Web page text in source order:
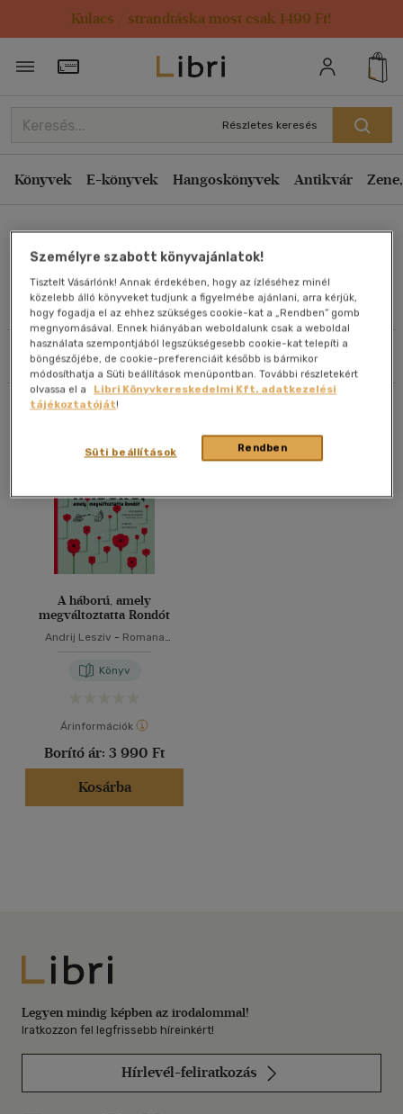
Kulacs / strandtáska most csak 1499 Ft!
Törzsvásárlói Kártya adatai
Részletes keresés
Könyvek E-könyvek Hangoskönyvek Antikvár
Romana Romanisin
Művei
Szűrés Rendezés
Rendezés
Kiadás éve szerint csökkenő
Ár szerint csökkenő
Eladott darabszám szerint csökkenő
Eladott darabszám szerint növekvő
Cím szerint A-Z
Szerző szerint A-Z
Megjelenítés
20 db / oldal
Alkalmaz
A háború, amely
megváltoztatta Rondót
Andrij Lesziv - Romana
Könyv
Árinformációk
Borító ár: 3 990 Ft
Kosárba
Libri
Legyen mindig képben az irodalommal!
Iratkozzon fel legfrissebb híreinkért!
Hírlevél-feliratkozás
Személyre szabott könyvajánlatok!
Tisztelt Vásárlónk! Annak érdekében, hogy az ízléséhez minél
közelebb álló könyveket tudjunk a figyelmébe ajánlani, arra kérjük,
hogy fogadja el az ehhez szükséges cookie-kat a „Rendben” gomb
megnyomásával. Ennek hiányában weboldalunk csak a weboldal
használata szempontjából legszükségesebb cookie-kat telepíti a
böngészőjébe, de cookie-preferenciáit később is bármikor
módosíthatja a Süti beállítások menüpontban. További részletekért
olvassa el a
Libri Könyvkereskedelmi Kft. adatkezelési
tájékoztatóját!
Rendben
Süti beállítások